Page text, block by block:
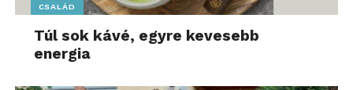
CSALÁD
Túl sok kávé, egyre kevesebb
energia